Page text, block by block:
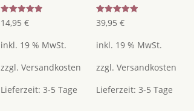
Bewertet
mit
von 5
14,95 €
inkl. 19 % MwSt.
zzgl. Versandkosten
Lieferzeit: 3-5 Tage
Bewertet
mit
von 5
39,95€
inkl. 19 % MwSt.
zzgl.Versandkosten
Lieferzeit:3-5 Tage